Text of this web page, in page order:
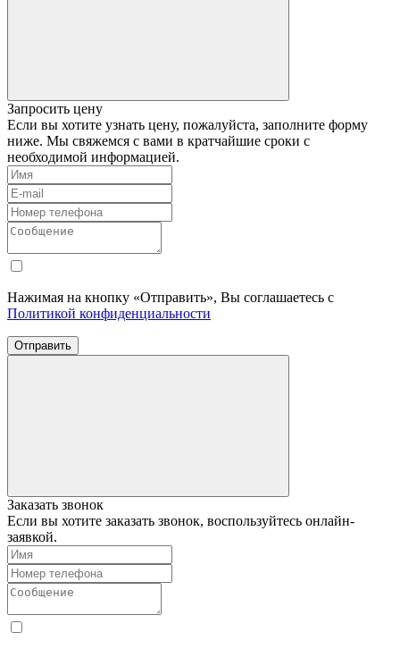
Запросить цену
Если вы хотите узнать цену, пожалуйста, заполните форму
ниже. Мы свяжемся с вами в кратчайшие сроки с
необходимой информацией.
Нажимая на кнопку «Отправить», Вы соглашаетесь с
Политикой конфиденциальности
Отправить
Заказать звонок
Если вы хотите заказать звонок, воспользуйтесь онлайн-
заявкой.